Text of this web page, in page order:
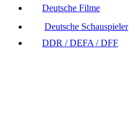
Deutsche Filme
Deutsche Schauspieler
DDR / DEFA / DFF